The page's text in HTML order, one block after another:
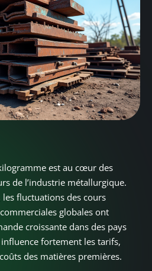
est au cœur des
de l’industrie métallurgique.
fluctuations des cours
globales ont
croissante dans des pays
fortement les tarifs,
des matières premières.